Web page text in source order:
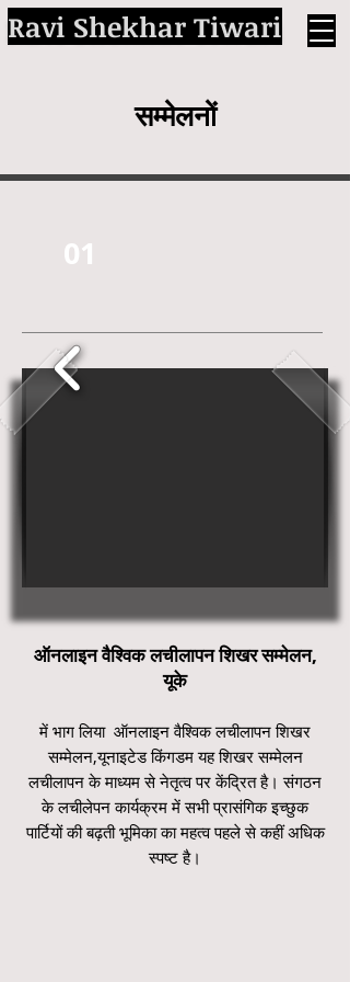
Ravi Shekhar Tiwari
सम्मेलनों
01
ऑनलाइन वैश्विक लचीलापन शिखर सम्मेलन,
यूके
में भाग लिया ऑनलाइन वैश्विक लचीलापन शिखर
सम्मेलन,यूनाइटेड किंगडम यह शिखर सम्मेलन
लचीलापन के माध्यम से नेतृत्व पर केंद्रित है। संगठन
के लचीलेपन कार्यक्रम में सभी प्रासंगिक इच्छुक
पार्टियों की बढ़ती भूमिका का महत्व पहले से कहीं अधिक
स्पष्ट है।